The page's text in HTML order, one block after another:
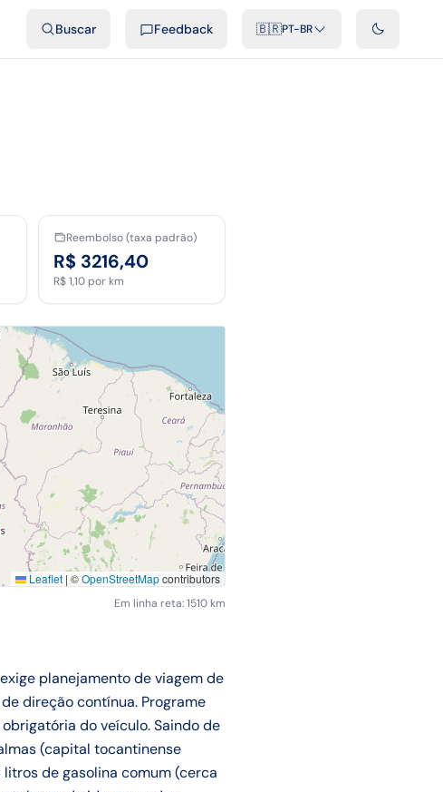
Buscar Feedback 🇧🇷PT-BR
Reembolso (taxa padrão)
R$ 3216,40
R$ 1,10 por km
Leaflet | ©OpenStreetMapcontributors
Em linha reta: 1510 km
planejamento de viagem de
direção contínua. Programe
do veículo. Saindo de
(capital tocantinense
de gasolina comum (cerca